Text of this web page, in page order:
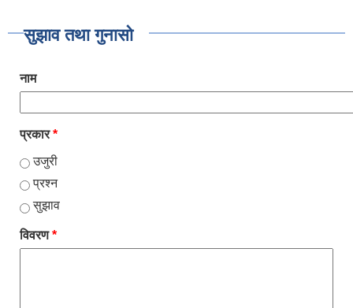
सुझाव तथा गुनासो
नाम
प्रकार*
उजुरी
प्रश्न
सुझाव
विवरण*